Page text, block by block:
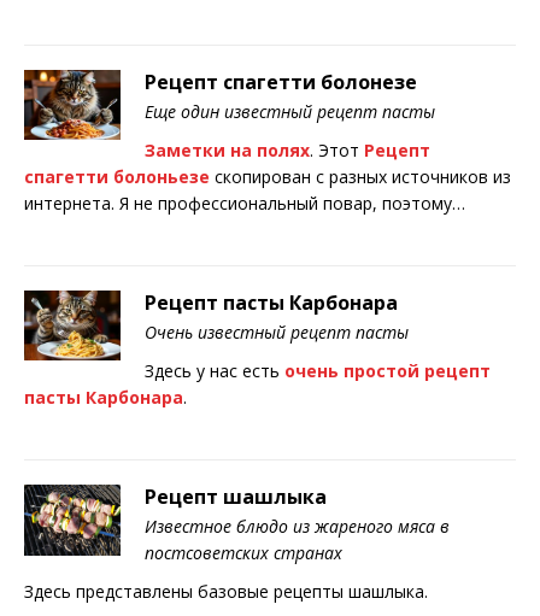
Рецепт спагетти болонезе
Еще один известный рецепт пасты
Заметки на полях. Этот Рецепт
спагетти болоньезе скопирован с разных источников из
интернета. Я не профессиональный повар, поэтому…
Рецепт пасты Карбонара
Очень известный рецепт пасты
Здесь у нас есть очень простой рецепт
пасты Карбонара.
Рецепт шашлыка
Известное блюдо из жареного мяса в
постсоветских странах
Здесь представлены базовые рецепты шашлыка.